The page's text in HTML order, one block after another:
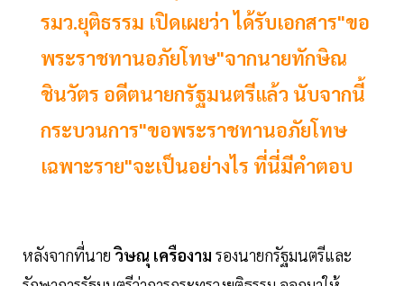
รมว.ยุติธรรม เปิดเผยว่า ได้รับเอกสาร"ขอ
พระราชทานอภัยโทษ"จากนายทักษิณ
ชินวัตร อดีตนายกรัฐมนตรีแล้ว นับจากนี้
กระบวนการ"ขอพระราชทานอภัยโทษ
เฉพาะราย"จะเป็นอย่างไร ที่นี่มีคำตอบ
หลังจากที่นายวิษณุ เครืองาม รองนายกรัฐมนตรีและ